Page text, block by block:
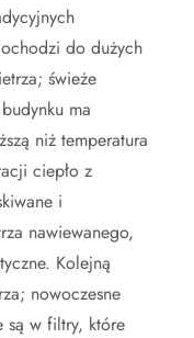
do dużych
świeże
ma
niż temperatura
ciepło z
i
nawiewanego,
Kolejną
nowoczesne
są w filtry, które